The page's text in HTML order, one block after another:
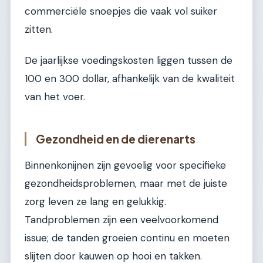
commerciële snoepjes die vaak vol suiker
zitten.
De jaarlijkse voedingskosten liggen tussen de
100 en 300 dollar, afhankelijk van de kwaliteit
van het voer.
Gezondheid en de dierenarts
Binnenkonijnen zijn gevoelig voor specifieke
gezondheidsproblemen, maar met de juiste
zorg leven ze lang en gelukkig.
Tandproblemen zijn een veelvoorkomend
issue; de tanden groeien continu en moeten
slijten door kauwen op hooi en takken.